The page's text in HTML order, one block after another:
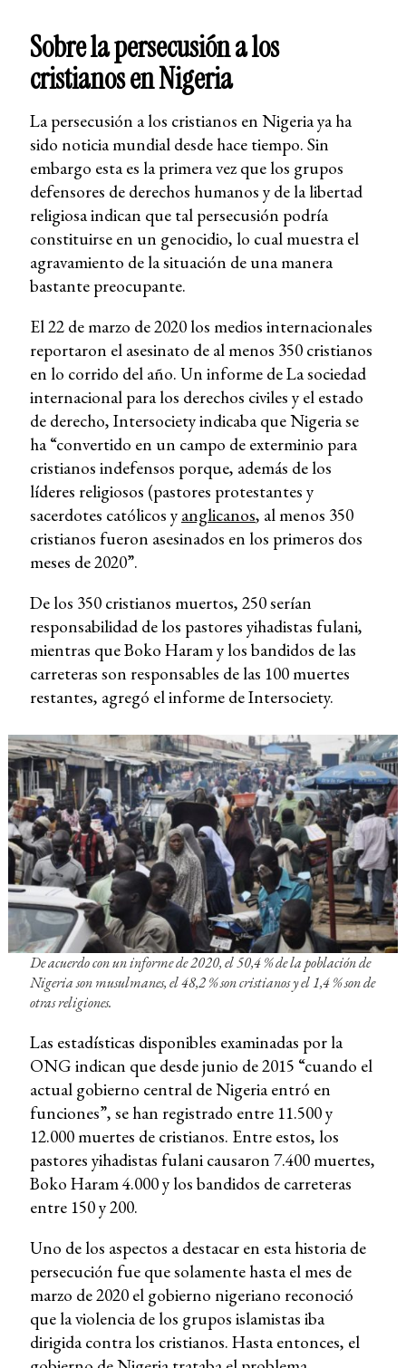
Sobre la persecusión a los
cristianos en Nigeria
La persecusión a los cristianos en Nigeria ya ha
sido noticia mundial desde hace tiempo. Sin
embargo esta es la primera vez que los grupos
defensores de derechos humanos y de la libertad
religiosa indican que tal persecusión podría
constituirse en un genocidio, lo cual muestra el
agravamiento de la situación de una manera
bastante preocupante.
El 22 de marzo de 2020 los medios internacionales
reportaron el asesinato de al menos 350 cristianos
en lo corrido del año. Un informe de La sociedad
internacional para los derechos civiles y el estado
de derecho, Intersociety indicaba que Nigeria se
ha “convertido en un campo de exterminio para
cristianos indefensos porque, además de los
líderes religiosos (pastores protestantes y
sacerdotes católicos y anglicanos, al menos 350
cristianos fueron asesinados en los primeros dos
meses de 2020”.
De los 350 cristianos muertos, 250 serían
responsabilidad de los pastores yihadistas fulani,
mientras que Boko Haram y los bandidos de las
carreteras son responsables de las 100 muertes
restantes, agregó el informe de Intersociety.
De acuerdo con un informe de 2020, el 50,4 % de la población de
Nigeria son musulmanes, el 48,2 % son cristianos y el 1,4 % son de
otras religiones.
Las estadísticas disponibles examinadas por la
ONG indican que desde junio de 2015 “cuando el
actual gobierno central de Nigeria entró en
funciones”, se han registrado entre 11.500 y
12.000 muertes de cristianos. Entre estos, los
pastores yihadistas fulani causaron 7.400 muertes,
Boko Haram 4.000 y los bandidos de carreteras
entre 150 y 200.
Uno de los aspectos a destacar en esta historia de
persecución fue que solamente hasta el mes de
marzo de 2020 el gobierno nigeriano reconoció
que la violencia de los grupos islamistas iba
dirigida contra los cristianos. Hasta entonces, el